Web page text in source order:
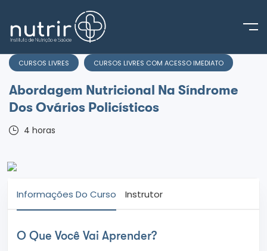
CURSOS LIVRES CURSOS LIVRES COM ACESSO IMEDIATO
Abordagem Nutricional Na Síndrome
Dos Ovários Policísticos
4 horas
Informações Do Curso Instrutor
O Que Você Vai Aprender?